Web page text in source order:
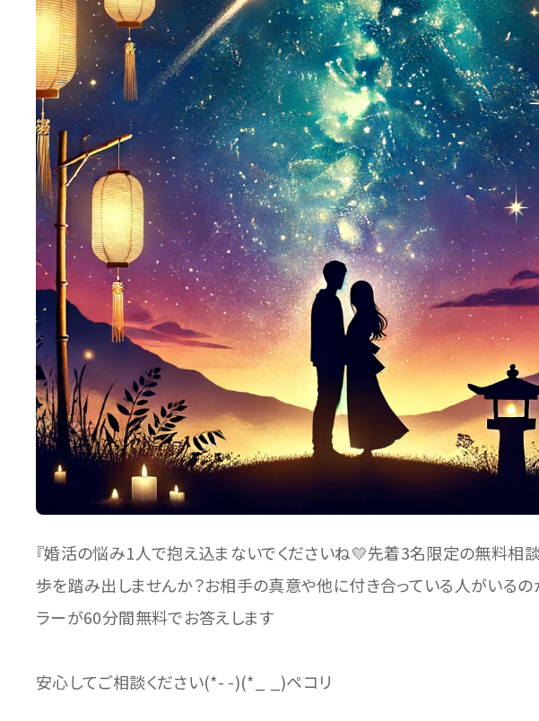
『婚活の悩み1人で抱え込まないでくださいね💛先着3名限定の無料相
歩を踏み出しませんか？お相手の真意や他に付き合っている人がいる
ラーが60分間無料でお答えします
安心してご相談ください(*- -)(*_ _)ペコリ